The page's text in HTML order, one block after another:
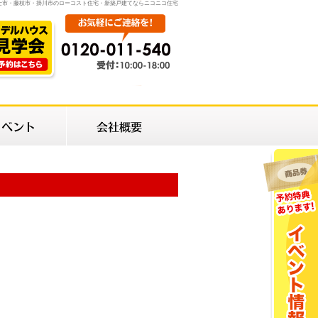
・藤枝市・掛川市のローコスト住宅・新築戸建てならニコニコ住宅